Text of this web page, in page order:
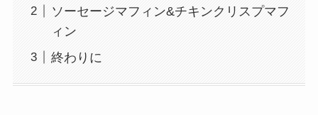
ソーセージマフィン&チキンクリスプマフ
ィン
終わりに